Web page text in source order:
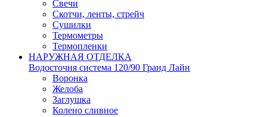
Свечи
Скотчи, ленты, стрейч
Сушилки
Термометры
Термопленки
НАРУЖНАЯ ОТДЕЛКА
Водосточня система 120/90 Гранд Лайн
Воронка
Желоба
Заглушка
Колено сливное